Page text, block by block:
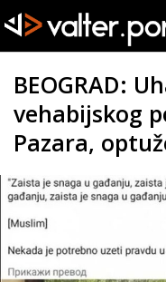
BEOGRAD:
vehabijskog
Pazara,